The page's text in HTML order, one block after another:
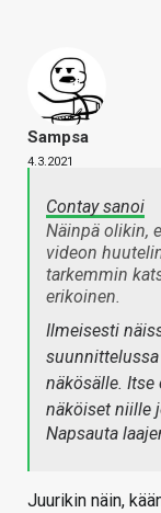
Sampsa
4.3.2021
Contay sanoi
Näinpä olikin,
videon
tarkemmin
erikoinen.
Ilmeisesti
näkösälle. Itse
näköiset niille
Napsauta
Juurikin näin,